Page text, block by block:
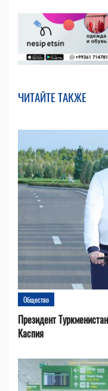
ЧИТАЙТЕ ТАКЖЕ
Общество
Президент
Каспия